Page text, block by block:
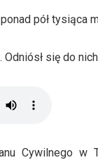
pół tysiąca
się do
Cywilnego w